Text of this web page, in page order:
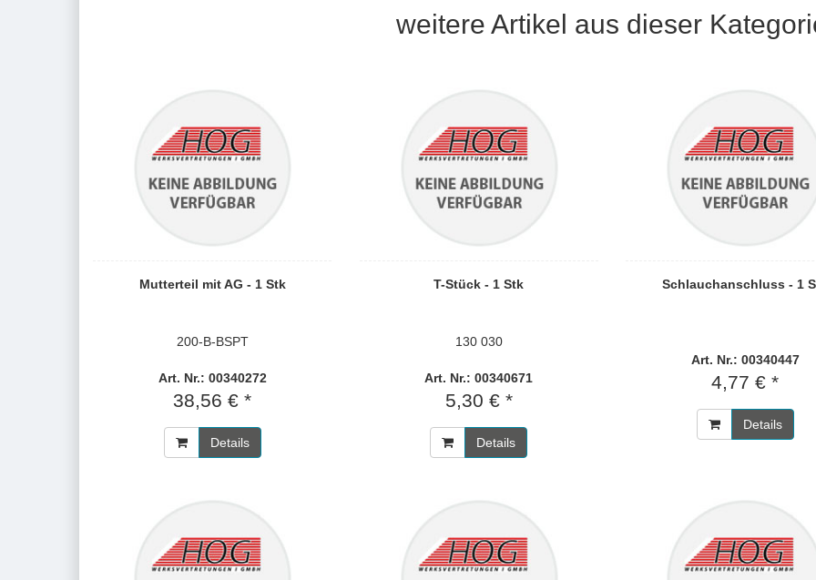
weitere Artikel aus dieser
Mutterteil mit AG - 1 Stk
200-B-BSPT
Art. Nr.: 00340272
38,56 € *
Details
T-Stück - 1 Stk
130 030
Art. Nr.: 00340671
5,30 € *
Details
Schlauchanschluss - 1
Art. Nr.: 00340447
4,77 € *
Details